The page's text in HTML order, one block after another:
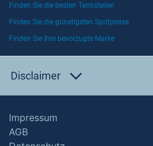
Finden Sie die besten Tankstellen
Finden Sie die günstigsten Spritpreise
Finden Sie Ihre bevorzugte Marke
Disclaimer
Impressum
AGB